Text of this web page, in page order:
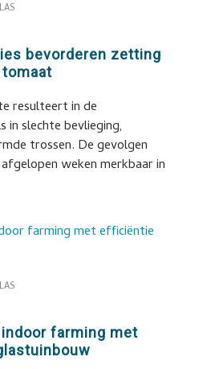
bevorderen zetting
resulteert in de
slechte bevlieging,
trossen. De gevolgen
weken merkbaar in
farming met